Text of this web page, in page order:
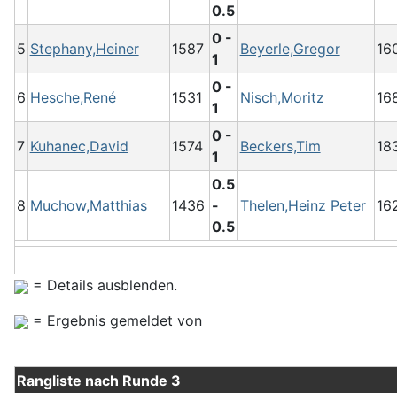
0.5
5 Stephany,Heiner 1587
0 -
1
Beyerle,Gregor
6 Hesche,René 1531
0 -
1
Nisch,Moritz
7 Kuhanec,David 1574
0 -
1
Beckers,Tim
8 Muchow,Matthias 1436
0.5
-
0.5
Thelen,Heinz Peter
= Details ausblenden.
= Ergebnis gemeldet von
Rangliste nach Runde 3